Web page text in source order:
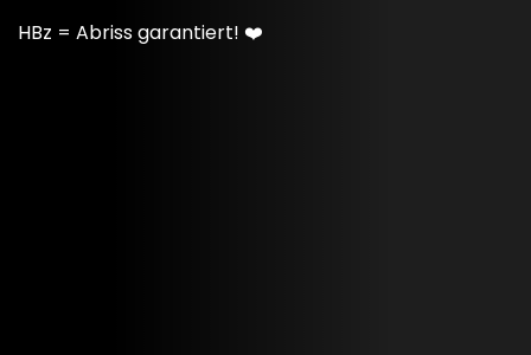
HBz = Abriss garantiert! ❤️